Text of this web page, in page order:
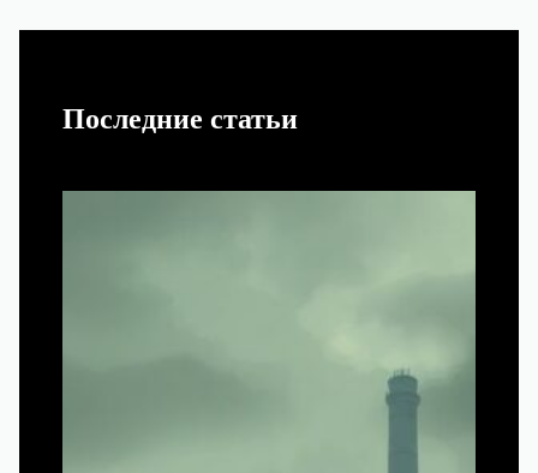
Последние статьи